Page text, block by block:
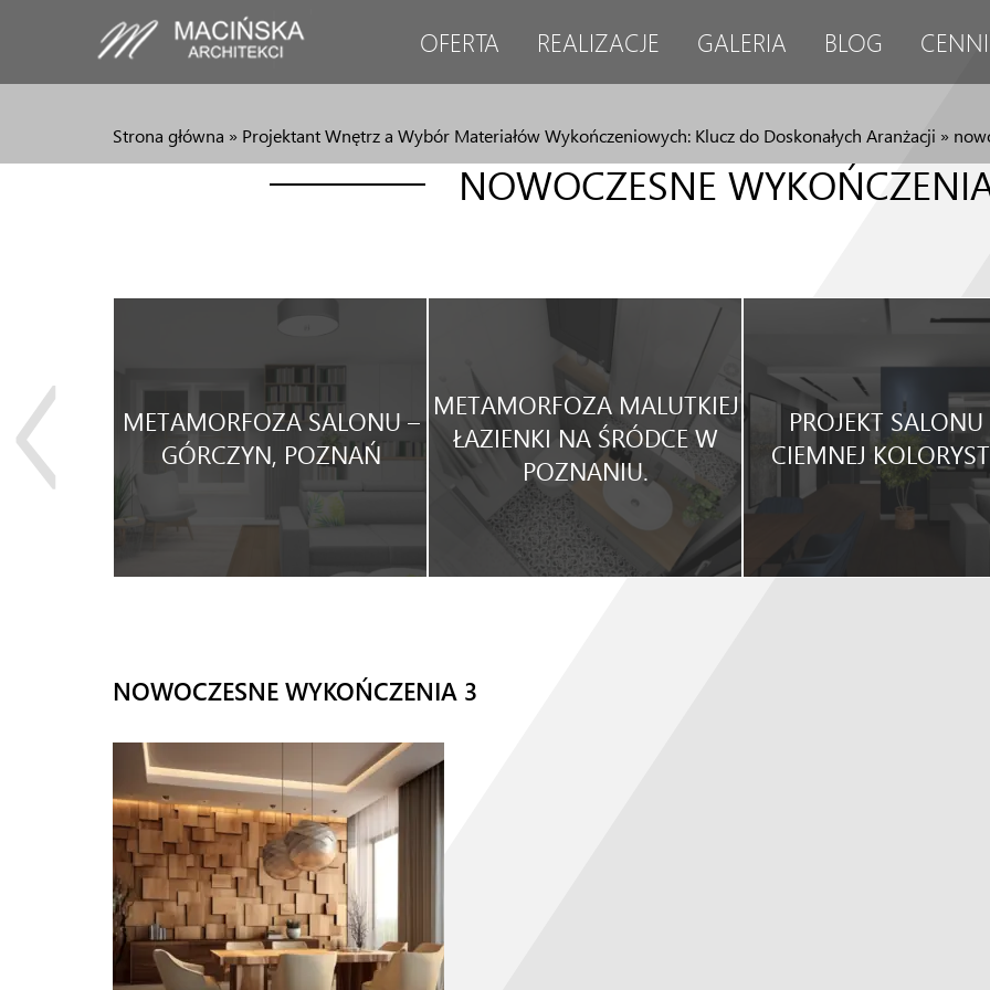
OFERTA REALIZACJE GALERIA BLOG
Strona główna » Projektant Wnętrz a Wybór Materiałów Wykończeniowych: Klucz do Doskonałych Aranżacji »
NOWOCZESNE
METAMORFOZA SALONU –
GÓRCZYN, POZNAŃ
METAMORFOZA MALUTKIEJ
ŁAZIENKI NA ŚRÓDCE W
POZNANIU.
PROJEKT
CIEMNEJ
NOWOCZESNE WYKOŃCZENIA 3